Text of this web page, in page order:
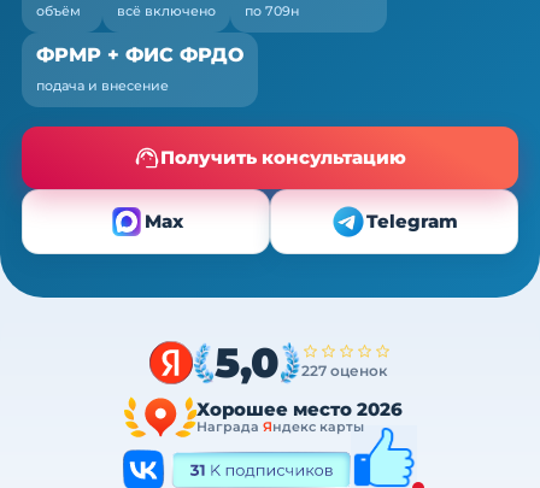
объём всё включено по 709н
ФРМР + ФИС ФРДО
подача и внесение
Получить консультацию
Max Telegram
5,0 227 оценок
Хорошее место 2026
Награда Яндекс карты